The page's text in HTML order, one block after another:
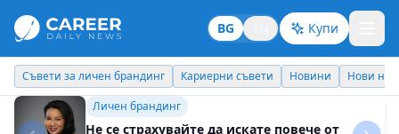
BG Купи
Кариерни съвети Новини Нови назначения Днес празнува
Бизнес брандинг
Изграждайте умения, а не просто